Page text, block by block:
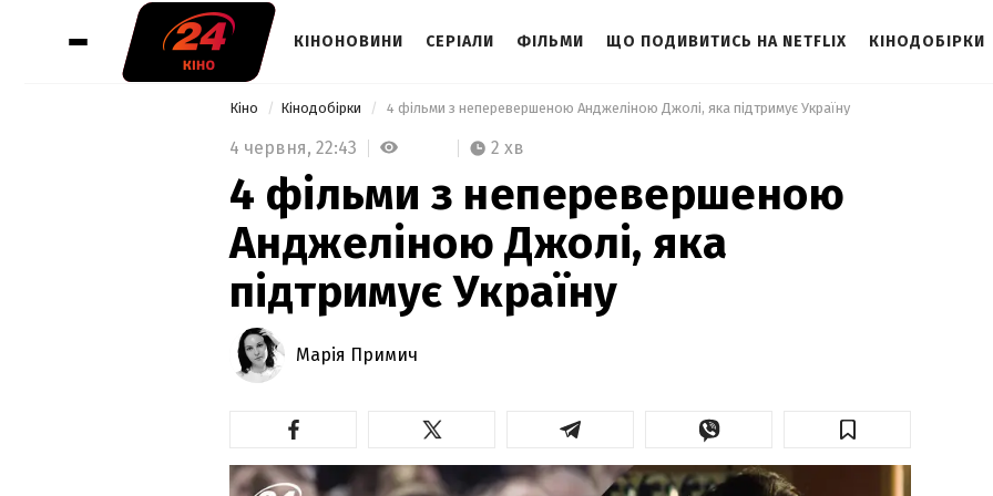
КІНОНОВИНИ СЕРІАЛИ ФІЛЬМИ ЩО ПОДИВИТИСЬ НА NETFLIX КІНОДОБІРКИ
Кіно Кінодобірки 4 фільми з неперевершеною Анджеліною Джолі, яка підтримує Україну
4 червня, 22:43 2 хв
4 фільми з неперевершеною
Анджеліною Джолі, яка
підтримує Україну
Марія Примич